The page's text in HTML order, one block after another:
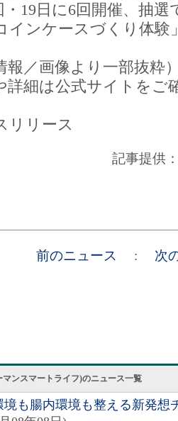
19日に6回開催、抽選
インケースづくり体験
報／画像より一部抜粋
詳細は公式サイトをご
リリース
記事提供
前のニュース : 次
ンスマートライフ)のニュース一覧
境も腸内環境も整える新発想